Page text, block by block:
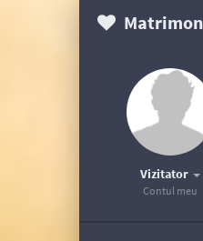
Vizitator
Contul meu